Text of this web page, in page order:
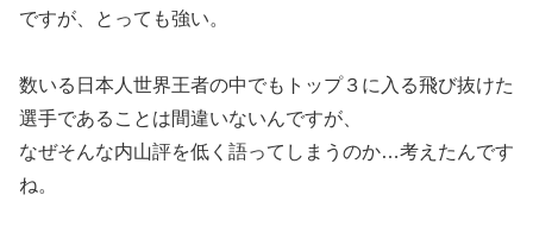
ですが、とっても強い。
数いる日本人世界王者の中でもトップ３に入る飛び抜けた
選手であることは間違いないんですが、
なぜそんな内山評を低く語ってしまうのか…考えたんです
ね。